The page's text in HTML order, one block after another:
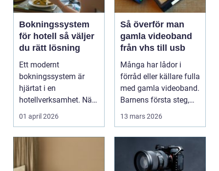
Bokningssystem
för hotell så väljer
du rätt lösning
Ett modernt
bokningssystem är
hjärtat i en
hotellverksamhet. När
bokningar,
incheckning,
betalningar...
01 april 2026
Så överför man
gamla videoband
från vhs till usb
Många har lådor i
förråd eller källare fulla
med gamla videoband.
Barnens första steg,
släktkalas, s...
13 mars 2026